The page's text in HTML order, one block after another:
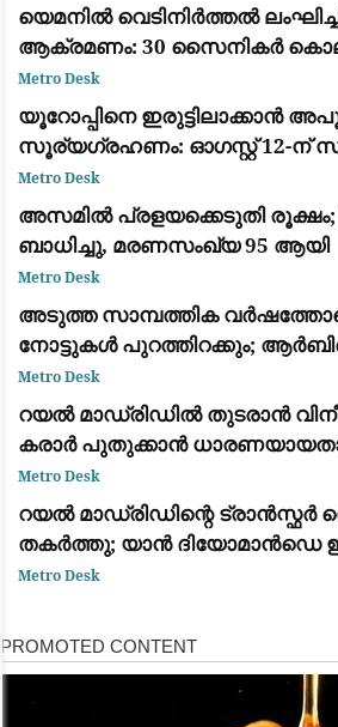
യെമനിൽ വെടിനിർത്തൽ
ആക്രമണം: 30 സൈനികർ
ശേഷമുള്ള ഏറ്റവും വലിയ
Metro Desk
യൂറോപ്പിനെ ഇരുട്ടിലാക്കാൻ
സൂര്യഗ്രഹണം: ഓഗസ്റ്റ് 12-ന്
പ്രകൃതിയുടെ വിസ്മയക്കാഴ്ച
Metro Desk
അസമിൽ പ്രളയക്കെടുതി രൂക്ഷം;
ബാധിച്ചു, മരണസംഖ്യ 95 ആയി
Metro Desk
അടുത്ത സാമ്പത്തിക
നോട്ടുകൾ പുറത്തിറക്കും;
സഞ്ജയ് മൽഹോത്ര
Metro Desk
റയൽ മാഡ്രിഡിൽ തുടരാൻ
കരാർ പുതുക്കാൻ
ഫാബ്രിസിയോ റൊമാനോയും ദ
Metro Desk
റയൽ മാഡ്രിഡിന്റെ ട്രാൻസ്ഫർ
തകർത്തു; യാൻ ദിയോമാൻഡെ
ബെർണബ്യൂവിൽ
Metro Desk